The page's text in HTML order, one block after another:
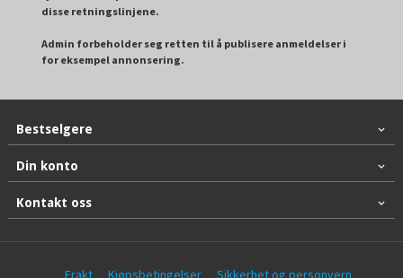
disse retningslinjene.
Admin forbeholder seg retten til å publisere anmeldelser i
for eksempel annonsering.
Bestselgere
Din konto
Kontakt oss
Frakt Kjøpsbetingelser Sikkerhet og personvern